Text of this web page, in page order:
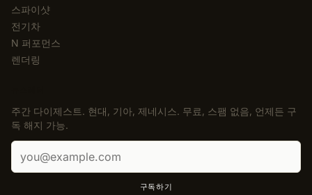
스파이샷
전기차
N 퍼포먼스
렌더링
주간 다이제스트. 현대, 기아, 제네시스. 무료, 스팸 없음, 언제든 구
독 해지 가능.
이메일 주소
구독하기